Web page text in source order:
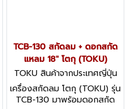
TCB-130 สกัดลม + ดอกสกัด
แหลม 18" โตกุ (TOKU)
TOKU สินค้าจากประเทศญี่ปุ่น
TCB-130
เครื่องสกัดลม โตกุ (TOKU) รุ่น
TCB-130 มาพร้อมดอกสกัด